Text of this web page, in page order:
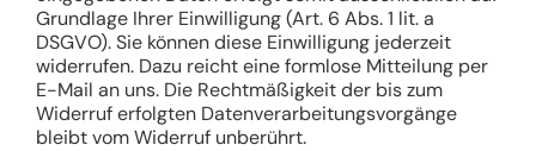
Grundlage Ihrer Einwilligung (Art. 6 Abs. 1 lit. a
DSGVO). Sie können diese Einwilligung jederzeit
widerrufen. Dazu reicht eine formlose Mitteilung per
E-Mail an uns. Die Rechtmäßigkeit der bis zum
Widerruf erfolgten Datenverarbeitungsvorgänge
bleibt vom Widerruf unberührt.